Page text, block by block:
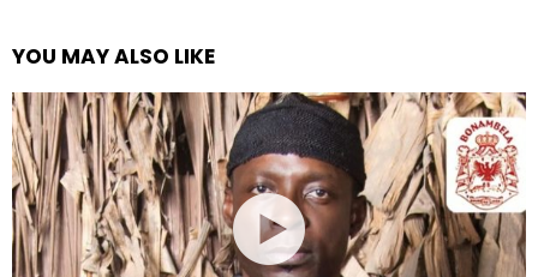
YOU MAY ALSO LIKE